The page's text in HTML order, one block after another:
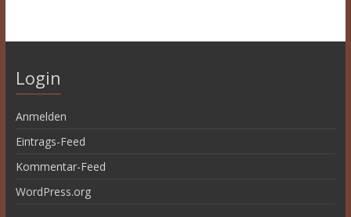
Login
Anmelden
Eintrags-Feed
Kommentar-Feed
WordPress.org